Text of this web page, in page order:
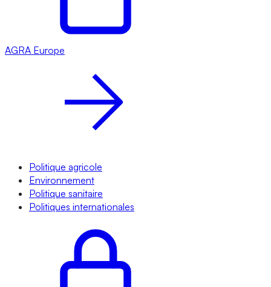
AGRA Europe
Politique agricole
Environnement
Politique sanitaire
Politiques internationales